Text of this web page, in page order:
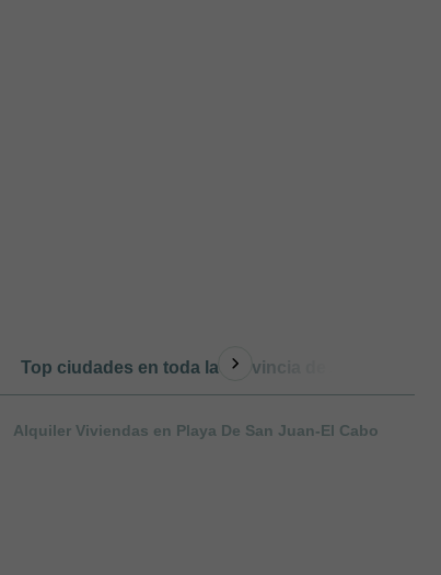
Top ciudades en toda la provincia de Alicante
Alquiler Viviendas en Playa De San Juan-El Cabo